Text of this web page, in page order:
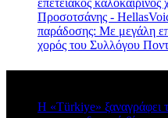
επετειακός
Προσοτσάνης -
παράδοσης: Με μεγάλη
χορός του Συλλόγου
Η «Türkiye» ξαναγράφει